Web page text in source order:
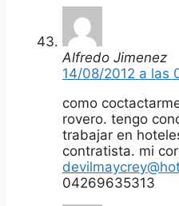
Alfredo Jimenez
14/08/2012 a las
como
rovero. tengo
trabajar en
contratista. mi
04269635313